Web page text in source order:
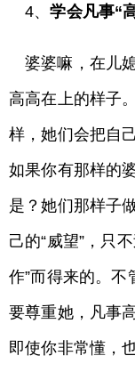
4、学会凡事“
婆婆嘛，在儿
高高在上的样子
样，她们会把自
如果你有那样的
是？她们那样子
己的“威望”，只
作”而得来的。
要尊重她，凡事
即使你非常懂，